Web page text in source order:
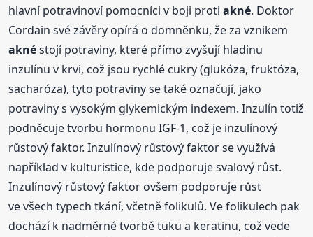
hlavní potravinoví pomocníci v boji protiakné. Doktor
Cordain své závěry opírá o domněnku, že za vznikem
aknéstojí potraviny, které přímo zvyšují hladinu
inzulínu v krvi, což jsou rychlé cukry (glukóza, fruktóza,
sacharóza), tyto potraviny se také označují, jako
potraviny s vysokým glykemickým indexem. Inzulín totiž
podněcuje tvorbu hormonu IGF-1, což je inzulínový
růstový faktor. Inzulínový růstový faktor se využívá
například v kulturistice, kde podporuje svalový růst.
Inzulínový růstový faktor ovšem podporuje růst
ve všech typech tkání, včetně folikulů. Ve folikulech pak
dochází k nadměrné tvorbě tuku a keratinu, což vede